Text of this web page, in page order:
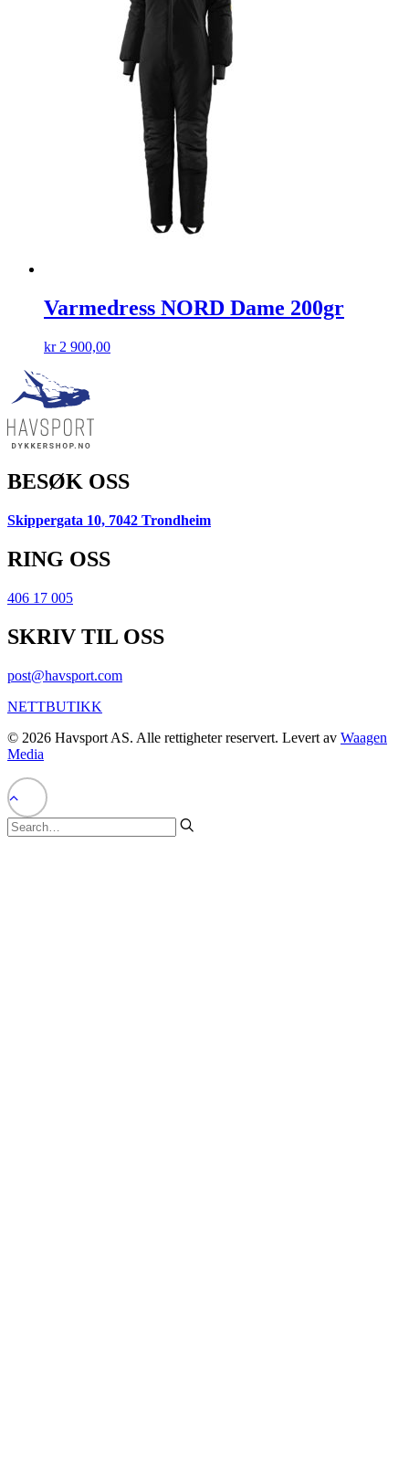
Varmedress NORD Dame 200gr
kr2 900,00
BESØK OSS
Skippergata 10, 7042 Trondheim
RING OSS
406 17 005
SKRIV TIL OSS
post@havsport.com
NETTBUTIKK
© 2026 Havsport AS. Alle rettigheter reservert. Levert av Waagen
Media